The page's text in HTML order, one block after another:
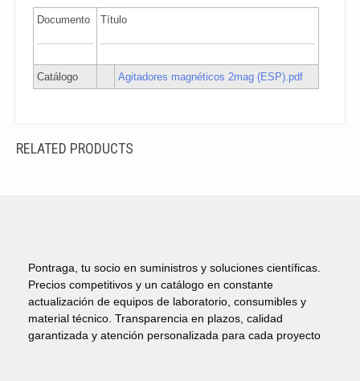
Documento Título
Catálogo Agitadores magnéticos 2mag (ESP).pdf
RELATED PRODUCTS
Pontraga, tu socio en suministros y soluciones científicas.
Precios competitivos y un catálogo en constante
actualización de equipos de laboratorio, consumibles y
material técnico. Transparencia en plazos, calidad
garantizada y atención personalizada para cada proyecto